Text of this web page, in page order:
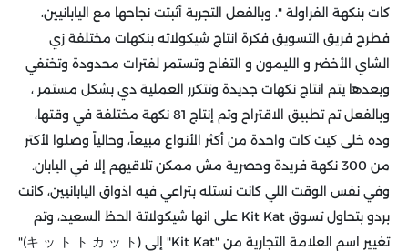
كات بنكهة الفراولة "، وبالفعل التجربة أثبتت نجاحها مع اليابانيين،
فطرح فريق التسويق فكرة انتاج شيكولاته بنكهات مختلفة زي
الشاي الأخضر و الليمون و التفاح وتستمر لفترات محدودة وتختفي
وبعدها يتم انتاج نكهات جديدة وتتكرر العملية دي بشكل مستمر ،
وبالفعل تم تطبيق الاقتراح وتم إنتاج 81 نكهة مختلفة في وقتها،
وده خلى كيت كات واحدة من أكثر الأنواع مبيعاً، وحالياً وصلوا لأكتر
من 300 نكهة فريدة وحصرية مش ممكن تلاقيهم إلا في اليابان.
وفي نفس الوقت اللي كانت نستله بتراعي فيه اذواق اليابانيين، كانت
بردو بتحاول تسوق Kit Kat على انها شيكولاتة الحظ السعيد، وتم
تغيير اسم العلامة التجارية من "Kit Kat" إلى (キ ッ ト ト カ ッ ト)"